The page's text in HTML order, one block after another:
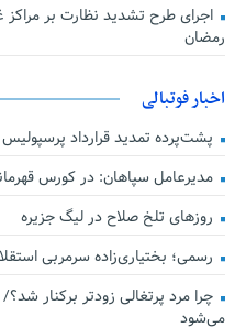
اجرای طرح تشدید نظارت بر
رمضان
اخبار فوتبالی
پشت‌پرده تمدید قرارداد
مدیرعامل سپاهان: در کورس
روزهای تلخ صلاح در لیگ جزیره
رسمی؛ بختیاری‌زاده سرمربی
چرا مرد پرتغالی زودتر برکنار
می‌شود